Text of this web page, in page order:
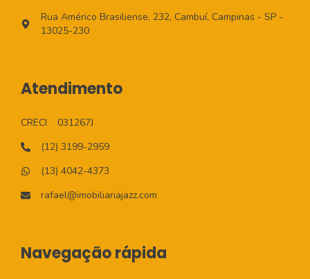
Rua Américo Brasiliense, 232, Cambuí, Campinas - SP -
13025-230
Atendimento
CRECI
031267J
(12) 3199-2959
(13) 4042-4373
rafael@imobiliariajazz.com
Navegação rápida